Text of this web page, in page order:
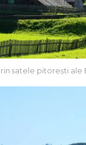
satele pitorești ale